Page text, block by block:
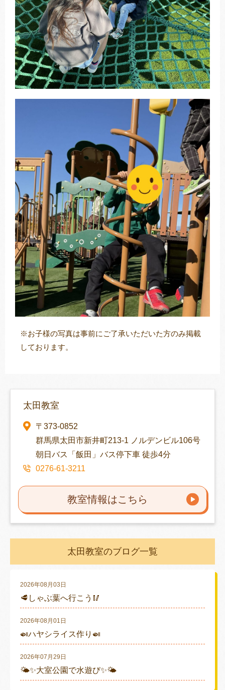
※お子様の写真は事前にご了承いただいた方のみ掲載
しております。
太田教室
〒373-0852
群馬県太田市新井町213-1 ノルデンビル106号
朝日バス「飯田」バス停下車 徒歩4分
0276-61-3211
教室情報はこちら
太田教室のブログ一覧
2026年08月03日
🥩しゃぶ葉へ行こう🥢
2026年08月01日
🍛ハヤシライス作り🍛
2026年07月29日
🌤✨大室公園で水遊び✨🌤